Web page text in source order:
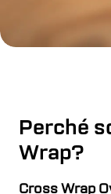
Perché
Wrap?
Cross Wrap